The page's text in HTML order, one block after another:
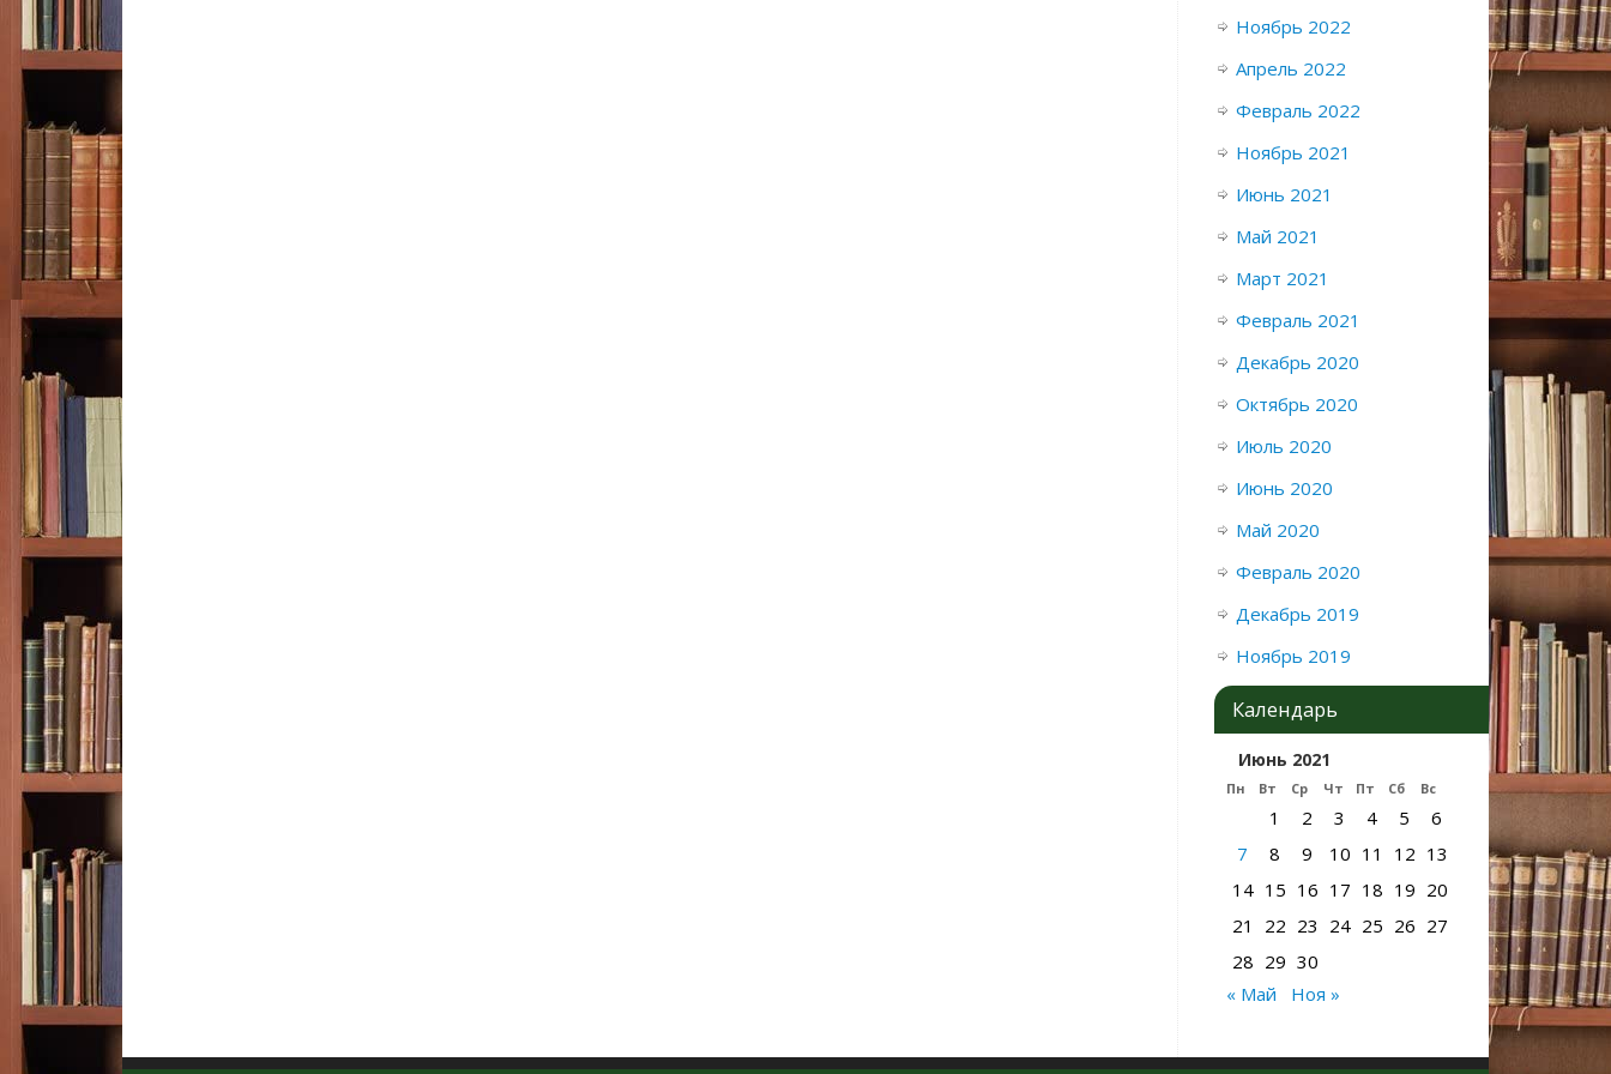
Ноябрь 2022
Апрель 2022
Февраль 2022
Ноябрь 2021
Июнь 2021
Май 2021
Март 2021
Февраль 2021
Декабрь 2020
Октябрь 2020
Июль 2020
Июнь 2020
Май 2020
Февраль 2020
Декабрь 2019
Ноябрь 2019
Календарь
Июнь 2021
Пн Вт Ср Чт Пт Сб Вс
1 2 3 4 5
6
7
8 9 10 11 12 13
14 15 16 17 18 19 20
21
22 23 24 25 26 27
28 29 30
« Май
Ноя »